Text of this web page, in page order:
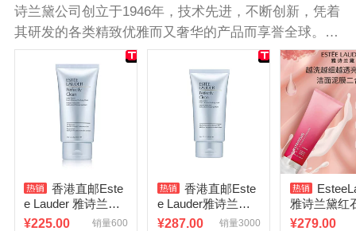
诗兰黛公司创立于1946年，技术先进，不断创新，凭着
其研发的各类精致优雅而又奢华的产品而享誉全球。雅
诗兰黛旗下的护肤，彩妆以及香氛产品都成为了科学与
艺术完美结合的范例。雅诗兰黛红石榴二合一洁面乳深
层清洁，肌肤清透不紧绷，帮助预防由于外界脏污、油
脂分泌、彩妆残留等引起的毛孔堵塞，清润保湿，自内
透现亮采。
香港直邮Este
e Lauder 雅诗兰黛
净莹柔肤洁面乳150
¥225.00 销量600
香港直邮Este
e Lauder雅诗兰黛
净莹柔肤洁面乳150
¥287.00 销量3000
雅诗兰黛红
活亮采泡沫
¥279.00